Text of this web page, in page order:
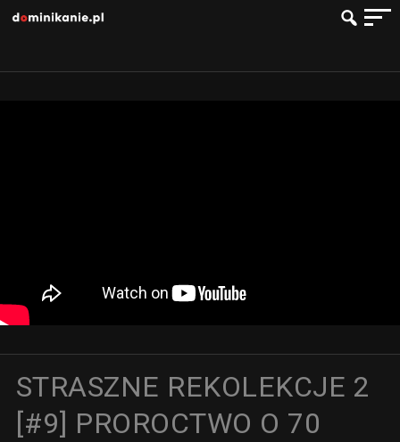
STRASZNE REKOLEKCJE 2
[#9] PROROCTWO O 70